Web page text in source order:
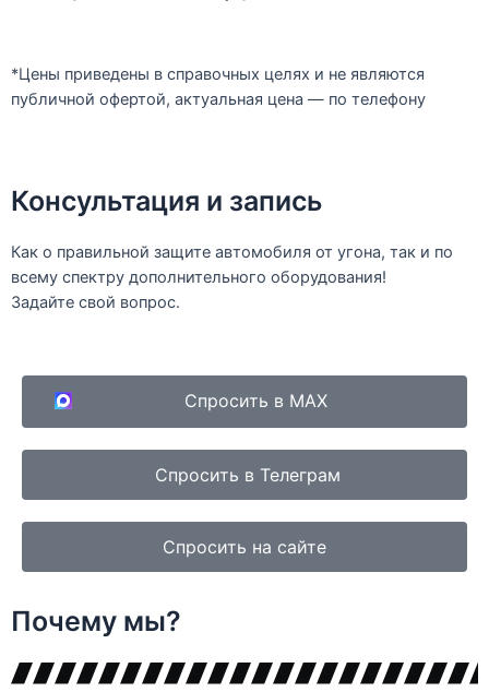
*Цены приведены в справочных целях и не являются
публичной офертой, актуальная цена — по телефону
Консультация и запись
Как о правильной защите автомобиля от угона, так и по
всему спектру дополнительного оборудования!
Задайте свой вопрос.
Спросить в MAX
Спросить в Телеграм
Спросить на сайте
Почему мы?